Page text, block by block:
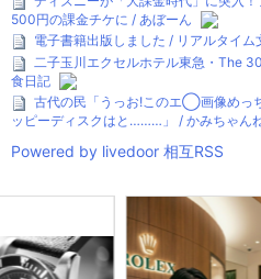
500円の課金チケに / あぼーん
電子書籍出版しました / リアルタイム
二子玉川エクセルホテル東急・The
食日記
古代の民「うっお!このエ◯画像めっ
ッピーディスクはと………」 / かみちゃん
Powered by livedoor 相互RSS